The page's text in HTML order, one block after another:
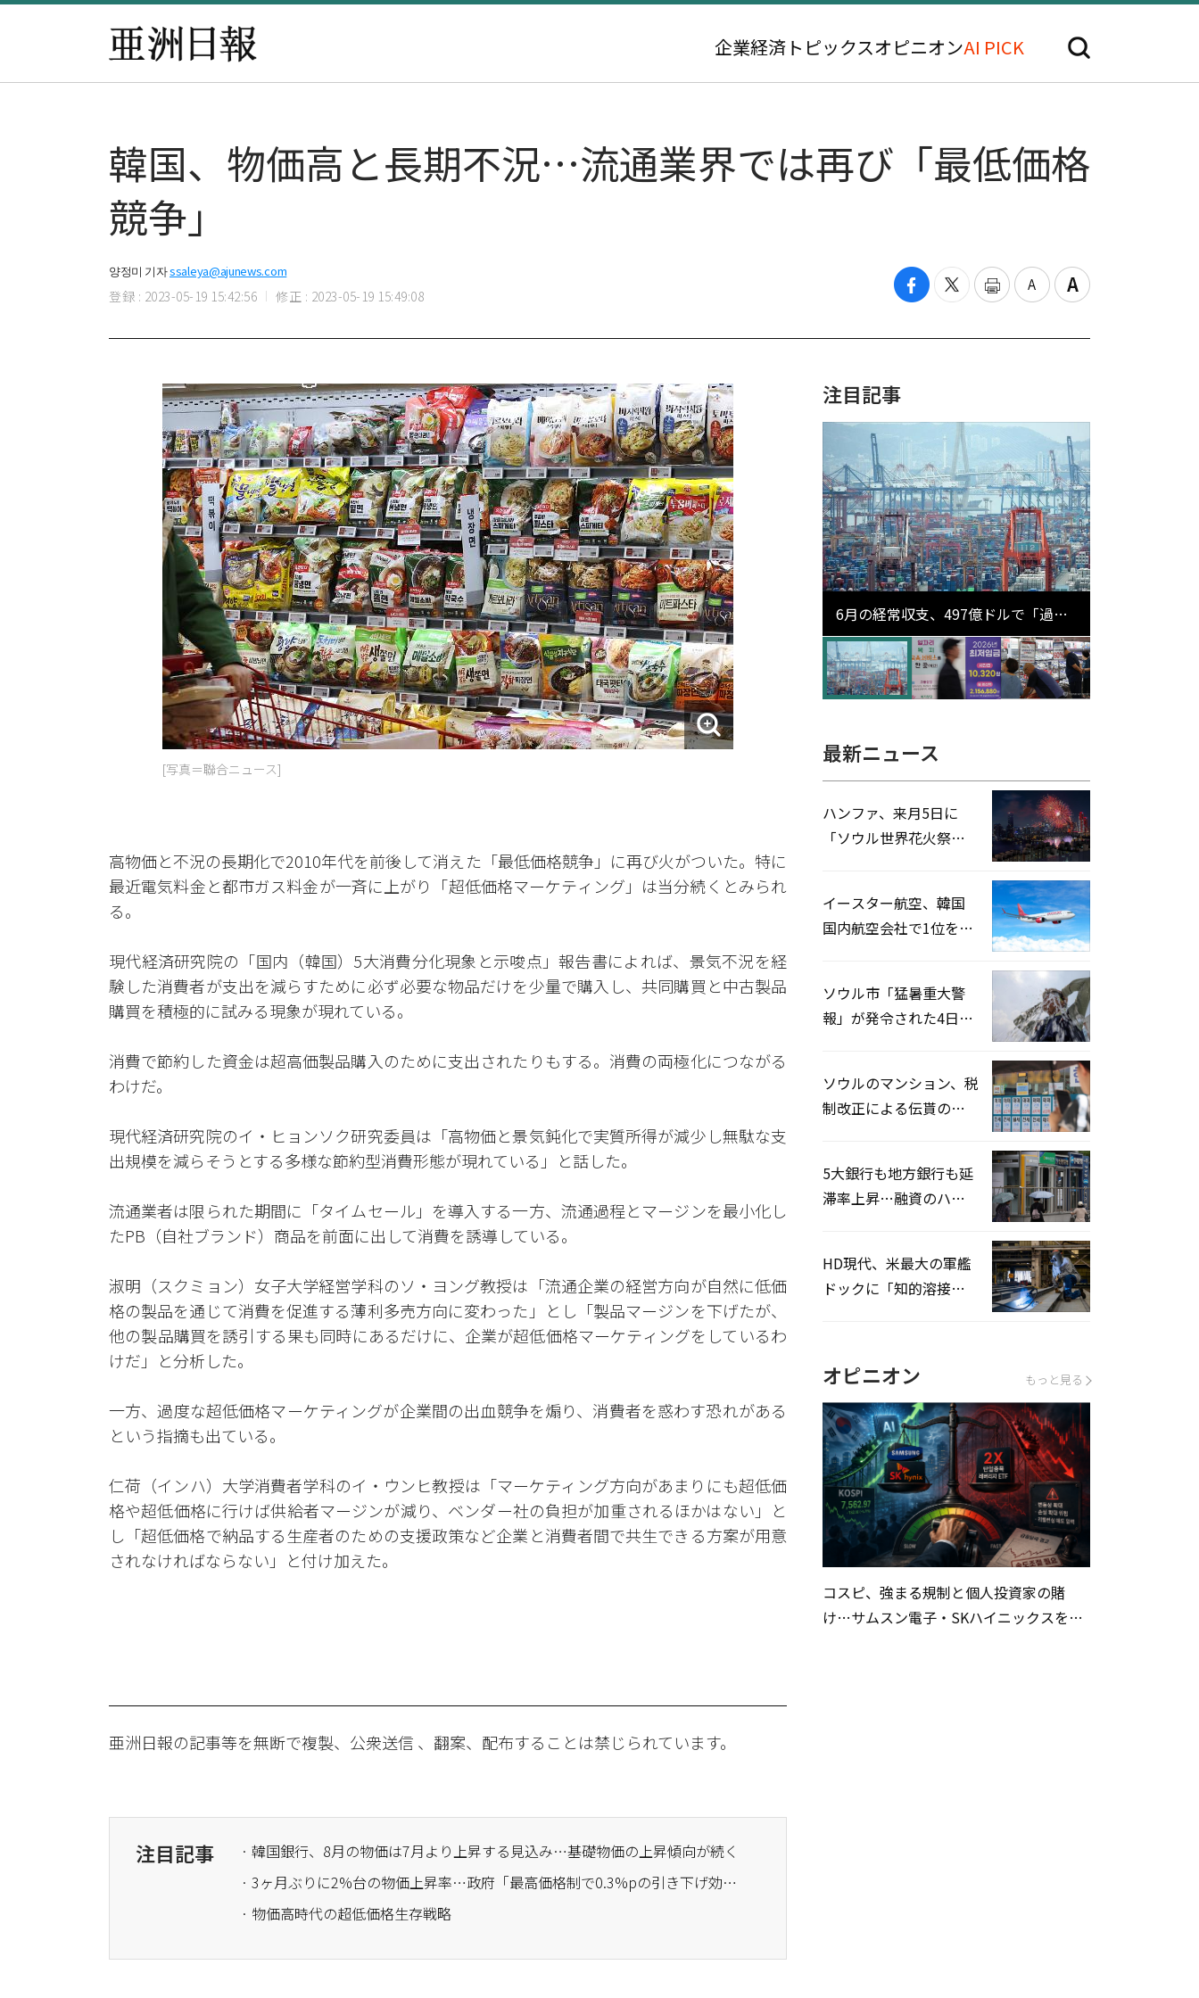
企業経済 トピックスオピニオンAI PICK
韓国、物価高と長期不況…流通業界では再び「最低価格
競争」
양정미 기자ssaleya@ajunews.com
登録 : 2023-05-19 15:42:56 修正 : 2023-05-19 15:49:08
[写真＝聯合ニュース]
高物価と不況の長期化で2010年代を前後して消えた「最低価格競争」に再び火がついた。特に
最近電気料金と都市ガス料金が一斉に上がり「超低価格マーケティング」は当分続くとみられ
る。
現代経済研究院の「国内（韓国）5大消費分化現象と示唆点」報告書によれば、景気不況を経
験した消費者が支出を減らすために必ず必要な物品だけを少量で購入し、共同購買と中古製品
購買を積極的に試みる現象が現れている。
消費で節約した資金は超高価製品購入のために支出されたりもする。消費の両極化につながる
わけだ。
現代経済研究院のイ・ヒョンソク研究委員は「高物価と景気鈍化で実質所得が減少し無駄な支
出規模を減らそうとする多様な節約型消費形態が現れている」と話した。
流通業者は限られた期間に「タイムセール」を導入する一方、流通過程とマージンを最小化し
たPB（自社ブランド）商品を前面に出して消費を誘導している。
淑明（スクミョン）女子大学経営学科のソ・ヨング教授は「流通企業の経営方向が自然に低価
格の製品を通じて消費を促進する薄利多売方向に変わった」とし「製品マージンを下げたが、
他の製品購買を誘引する果も同時にあるだけに、企業が超低価格マーケティングをしているわ
けだ」と分析した。
一方、過度な超低価格マーケティングが企業間の出血競争を煽り、消費者を惑わす恐れがある
という指摘も出ている。
仁荷（インハ）大学消費者学科のイ・ウンヒ教授は「マーケティング方向があまりにも超低価
格や超低価格に行けば供給者マージンが減り、ベンダー社の負担が加重されるほかはない」と
し「超低価格で納品する生産者のための支援政策など企業と消費者間で共生できる方案が用意
されなければならない」と付け加えた。
亜洲日報の記事等を無断で複製、公衆送信 、翻案、配布することは禁じられています。
注目記事
· 韓国銀行、8月の物価は7月より上昇する見込み…基礎物価の上昇傾向が続く
· 3ヶ月ぶりに2%台の物価上昇率…政府「最高価格制で0.3%pの引き下げ効果」
· 物価高時代の超低価格生存戦略
注目記事
6月の経常収支、497億ドルで「過去
最大」…輸出が初の1000億ドル突破
最新ニュース
ハンファ、来月5日に
「ソウル世界花火祭り
イースター航空、韓国
国内航空会社で1位を記
ソウル市「猛暑重大警
報」が発令された4日、
ソウルのマンション、税
制改正による伝貰の月
5大銀行も地方銀行も延
滞率上昇…融資のハー
HD現代、米最大の軍艦
ドックに「知的溶接」
オピニオン もっと見る
コスピ、強まる規制と個人投資家の賭
け…サムスン電子・SKハイニックスを巡